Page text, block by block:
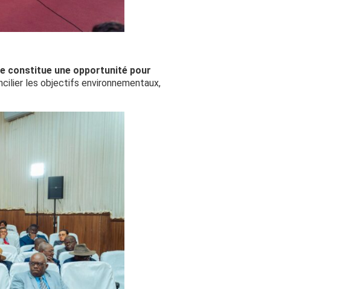
constitue une opportunité pour
les objectifs environnementaux,